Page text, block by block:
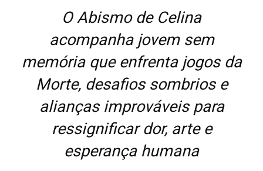
O Abismo de Celina
acompanha jovem sem
memória que enfrenta jogos da
Morte, desafios sombrios e
alianças improváveis para
ressignificar dor, arte e
esperança humana